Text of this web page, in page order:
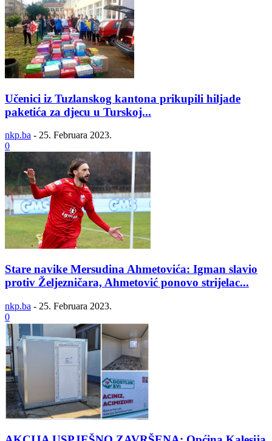
Učenici iz Tuzlanskog kantona prikupili hiljade
paketića za djecu u Turskoj...
nkp.ba - 25. Februara 2023.
0
Stare navike Mersudina Ahmetovića: Igman slavio
protiv Željezničara, Ahmetović ponovo strijelac...
nkp.ba - 25. Februara 2023.
0